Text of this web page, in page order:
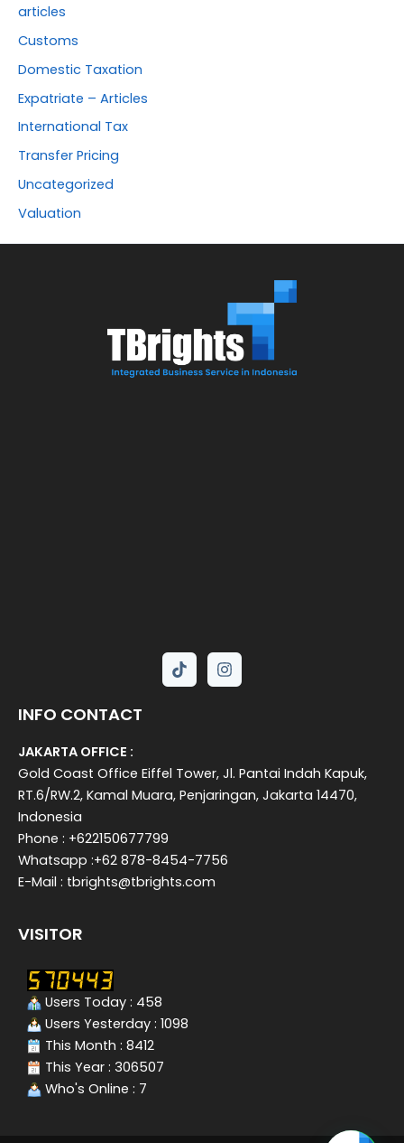
articles
Customs
Domestic Taxation
Expatriate – Articles
International Tax
Transfer Pricing
Uncategorized
Valuation
INFO CONTACT
JAKARTA OFFICE :
Gold Coast Office Eiffel Tower, Jl. Pantai Indah Kapuk,
RT.6/RW.2, Kamal Muara, Penjaringan, Jakarta 14470,
Indonesia
Phone : +622150677799
Whatsapp :+62 878-8454-7756
E-Mail : tbrights@tbrights.com
VISITOR
Users Today : 458
Users Yesterday : 1098
This Month : 8412
This Year : 306507
Who's Online : 7